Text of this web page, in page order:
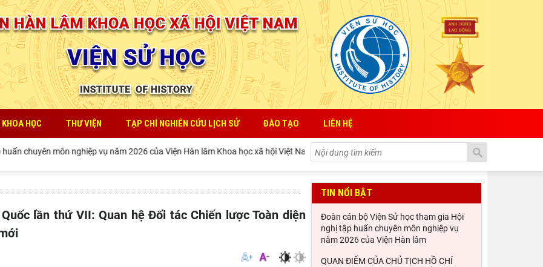
HỌC THƯ VIỆN TẠP CHÍ NGHIÊN CỨU LỊCH SỬ ĐÀO TẠO LIÊN HỆ
nghiệp vụ năm 2026 của Viện Hàn lâm Khoa học xã hội Việt Nam QUAN ĐIỂM CỦA CHỦ TỊCH HỒ CHÍ MINH VỀ LỢI ÍCH, NGUYÊN
TIN NỔI BẬT
Đoàn cán bộ Viện Sử học tham gia Hội
nghị tập huấn chuyên môn nghiệp vụ
năm 2026 của Viện Hàn lâm
QUAN ĐIỂM CỦA CHỦ TỊCH HỒ CHÍ